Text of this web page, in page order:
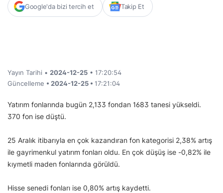
Google'da bizi tercih et Takip Et
Yayın Tarihi • 2024-12-25 • 17:20:54
Güncelleme • 2024-12-25 • 17:21:04
Yatırım fonlarında bugün 2,133 fondan 1683 tanesi yükseldi.
370 fon ise düştü.
25 Aralık itibarıyla en çok kazandıran fon kategorisi 2,38% artış
ile gayrimenkul yatırım fonları oldu. En çok düşüş ise -0,82% ile
kıymetli maden fonlarında görüldü.
Hisse senedi fonları ise 0,80% artış kaydetti.